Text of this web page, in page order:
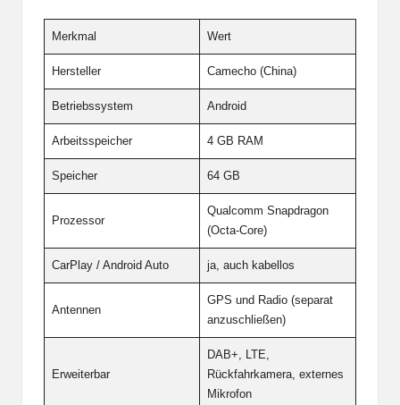
Merkmal Wert
Hersteller Camecho (China)
Betriebssystem Android
Arbeitsspeicher 4 GB RAM
Speicher 64 GB
Prozessor
Qualcomm Snapdragon
(Octa-Core)
CarPlay / Android Auto ja, auch kabellos
Antennen
GPS und Radio (separat
anzuschließen)
Erweiterbar
DAB+, LTE,
Rückfahrkamera, externes
Mikrofon